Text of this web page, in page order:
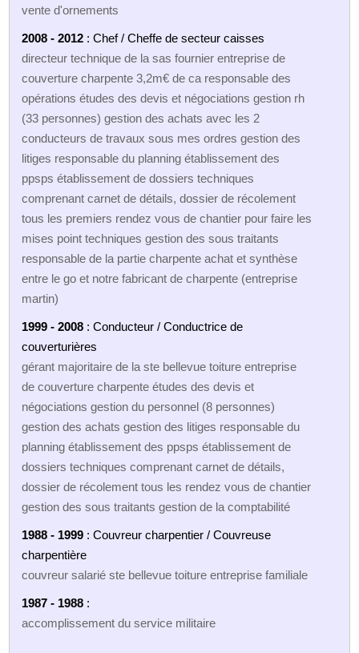
vente d'ornements
2008 - 2012 : Chef / Cheffe de secteur caisses
directeur technique de la sas fournier entreprise de
couverture charpente 3,2m€ de ca responsable des
opérations études des devis et négociations gestion rh
(33 personnes) gestion des achats avec les 2
conducteurs de travaux sous mes ordres gestion des
litiges responsable du planning établissement des
ppsps établissement de dossiers techniques
comprenant carnet de détails, dossier de récolement
tous les premiers rendez vous de chantier pour faire les
mises point techniques gestion des sous traitants
responsable de la partie charpente achat et synthèse
entre le go et notre fabricant de charpente (entreprise
martin)
1999 - 2008 : Conducteur / Conductrice de
couverturières
gérant majoritaire de la ste bellevue toiture entreprise
de couverture charpente études des devis et
négociations gestion du personnel (8 personnes)
gestion des achats gestion des litiges responsable du
planning établissement des ppsps établissement de
dossiers techniques comprenant carnet de détails,
dossier de récolement tous les rendez vous de chantier
gestion des sous traitants gestion de la comptabilité
1988 - 1999 : Couvreur charpentier / Couvreuse
charpentière
couvreur salarié ste bellevue toiture entreprise familiale
1987 - 1988 :
accomplissement du service militaire